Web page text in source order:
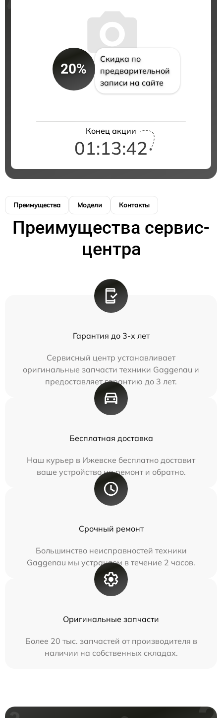
20%
Скидка по
предварительной
записи на сайте
Конец акции
01:13:42
Преимущества Модели Контакты
Преимущества сервис-
центра
Гарантия до 3-х лет
Сервисный центр устанавливает
оригинальные запчасти техники Gaggenau и
предоставляет гарантию до 3 лет.
Бесплатная доставка
Наш курьер в Ижевске бесплатно доставит
ваше устройство на ремонт и обратно.
Срочный ремонт
Большинство неисправностей техники
Gaggenau мы устраняем в течение 2 часов.
Оригинальные запчасти
Более 20 тыс. запчастей от производителя в
наличии на собственных складах.